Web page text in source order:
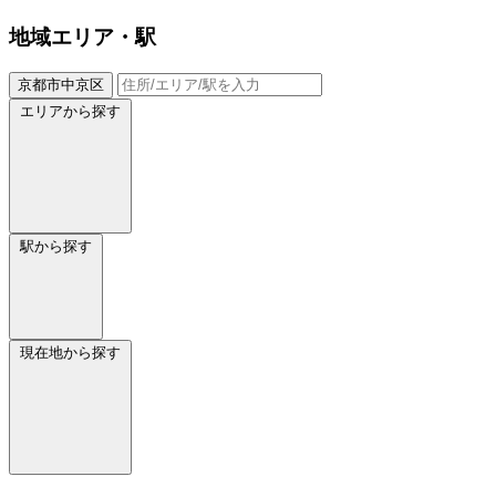
地域エリア・駅
京都市中京区
エリアから探す
駅から探す
現在地から探す